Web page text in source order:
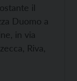
il
Duomo a
in via
Riva,